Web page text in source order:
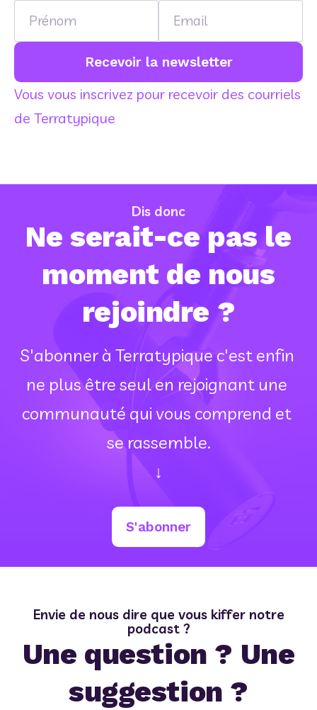
Recevoir la newsletter
Vous vous inscrivez pour recevoir des courriels
de Terratypique
Dis donc
Ne serait-ce pas le
moment de nous
rejoindre ?
S'abonner à Terratypique c'est enfin
ne plus être seul en rejoignant une
communauté qui vous comprend et
se rassemble.
↓
S'abonner
Envie de nous dire que vous kiffer notre
podcast ?
Une question ? Une
suggestion ?